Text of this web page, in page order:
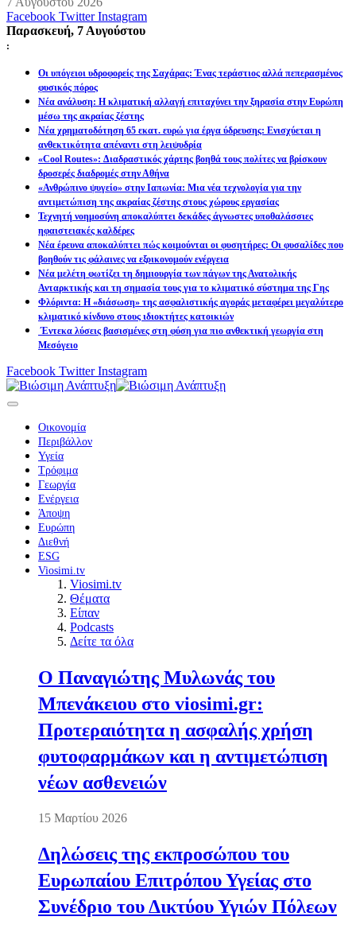
Facebook Twitter Instagram
Παρασκευή, 7 Αυγούστου
:
Οι υπόγειοι υδροφορείς της Σαχάρας: Ένας τεράστιος αλλά πεπερασμένος
φυσικός πόρος
Νέα ανάλυση: Η κλιματική αλλαγή επιταχύνει την ξηρασία στην Ευρώπη
μέσω της ακραίας ζέστης
Νέα χρηματοδότηση 65 εκατ. ευρώ για έργα ύδρευσης: Ενισχύεται η
ανθεκτικότητα απέναντι στη λειψυδρία
«Cool Routes»: Διαδραστικός χάρτης βοηθά τους πολίτες να βρίσκουν
δροσερές διαδρομές στην Αθήνα
«Ανθρώπινο ψυγείο» στην Ιαπωνία: Μια νέα τεχνολογία για την
αντιμετώπιση της ακραίας ζέστης στους χώρους εργασίας
Τεχνητή νοημοσύνη αποκαλύπτει δεκάδες άγνωστες υποθαλάσσιες
ηφαιστειακές καλδέρες
Νέα έρευνα αποκαλύπτει πώς κοιμούνται οι φυσητήρες: Οι φυσαλίδες που
βοηθούν τις φάλαινες να εξοικονομούν ενέργεια
Νέα μελέτη φωτίζει τη δημιουργία των πάγων της Ανατολικής
Ανταρκτικής και τη σημασία τους για το κλιματικό σύστημα της Γης
Φλόριντα: Η «διάσωση» της ασφαλιστικής αγοράς μεταφέρει μεγαλύτερο
κλιματικό κίνδυνο στους ιδιοκτήτες κατοικιών
Έντεκα λύσεις βασισμένες στη φύση για πιο ανθεκτική γεωργία στη
Μεσόγειο
Facebook Twitter Instagram
Οικονομία
Περιβάλλον
Υγεία
Τρόφιμα
Γεωργία
Ενέργεια
Άποψη
Ευρώπη
Διεθνή
ESG
Viosimi.tv
Viosimi.tv
Θέματα
Είπαν
Podcasts
Δείτε τα όλα
Ο Παναγιώτης Μυλωνάς του
Μπενάκειου στο viosimi.gr:
Προτεραιότητα η ασφαλής χρήση
φυτοφαρμάκων και η αντιμετώπιση
νέων ασθενειών
15 Μαρτίου 2026
Δηλώσεις της εκπροσώπου του
Ευρωπαίου Επιτρόπου Υγείας στο
Συνέδριο του Δικτύου Υγιών Πόλεων